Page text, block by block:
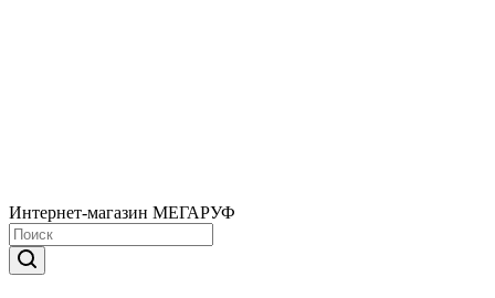
Интернет-магазин МЕГАРУФ